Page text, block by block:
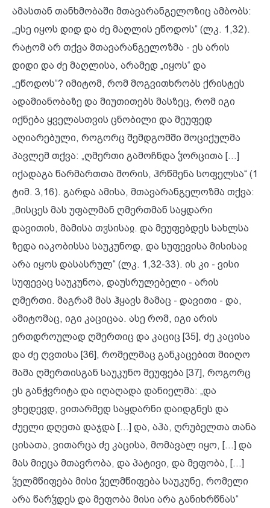
ამასთან თანხმობაში მთავარანგელოზიც ამბობს:
„ესე იყოს დიდ და ძე მაღლის ეწოდოს“ (ლკ. 1,32).
რატომ არ თქვა მთავარანგელოზმა - ეს არის
დიდი და ძე მაღლისა, არამედ „იყოს“ და
„ეწოდოს“? იმიტომ, რომ მოგვითხრობს ქრისტეს
ადამიანობაზე და მიუთითებს მასზეც, რომ იგი
იქნება ყველასთვის ცნობილი და მეუფედ
აღიარებული, როგორც შემდგომში მოციქულმა
პავლემ თქვა: „ღმერთი გამოჩნდა ჴორცითა [...]
იქადაგა წარმართთა შორის, ჰრწმენა სოფელსა“ (1
ტიმ. 3,16). გარდა ამისა, მთავარანგელოზმა თქვა:
„მისცეს მას უფალმან ღმერთმან საყდარი
დავითის, მამისა თჳსისაჲ. და მეუფებდეს სახლსა
ზედა იაკობისსა საუკუნოდ, და სუფევისა მისისაჲ
არა იყოს დასასრულ“ (ლკ. 1,32-33). ის კი - ვისი
სუფევაც საუკუნოა, დაუსრულებელი - არის
ღმერთი. მაგრამ მას ჰყავს მამაც - დავითი - და,
ამიტომაც, იგი კაციცაა. ასე რომ, იგი არის
ერთდროულად ღმერთიც და კაციც [35], ძე კაცისა
და ძე ღვთისა [36], რომელმაც განკაცებით მიიღო
მამა ღმერთისგან საუკუნო მეუფება [37], როგორც
ეს განჭვრიტა და იღაღადა დანიელმა: „და
ვხედევდ, ვითარმედ საყდარნი დაიდგნეს და
ძუელი დღეთა დაჯდა [...] და, აჰა, ღრუბელთა თანა
ცისათა, ვითარცა ძე კაცისა, მომავალ იყო, [...] და
მას მიეცა მთავრობა, და პატივი, და მეფობა, [...]
ჴელმწიფება მისი ჴელმწიფება საუკუნე, რომელი
არა წარჴდეს და მეფობა მისი არა განიხრწნას“